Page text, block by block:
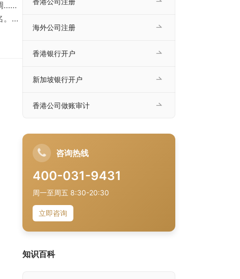
……
为
海外公司注册
香港银行开户
新加坡银行开户
香港公司做账审计
咨询热线
400-031-9431
周一至周五 8:30-20:30
立即咨询
知识百科